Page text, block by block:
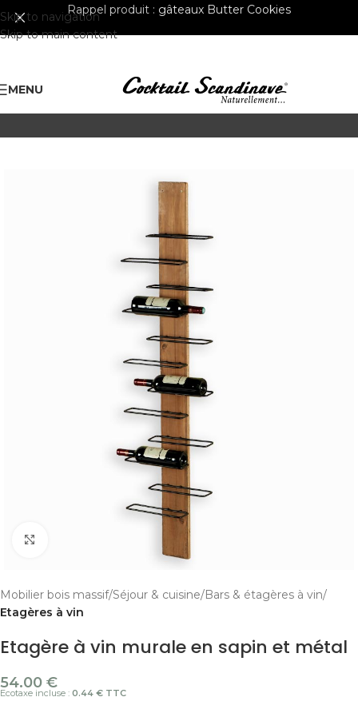
Skip to navigation
Skip to main content
Rappel produit : gâteaux Butter Cookies
MENU
Mobilier bois massif Séjour & cuisine Bars & étagères à vin
Etagères à vin
Etagère à vin murale en sapin et métal
54.00 €
Ecotaxe incluse : 0.44 € TTC